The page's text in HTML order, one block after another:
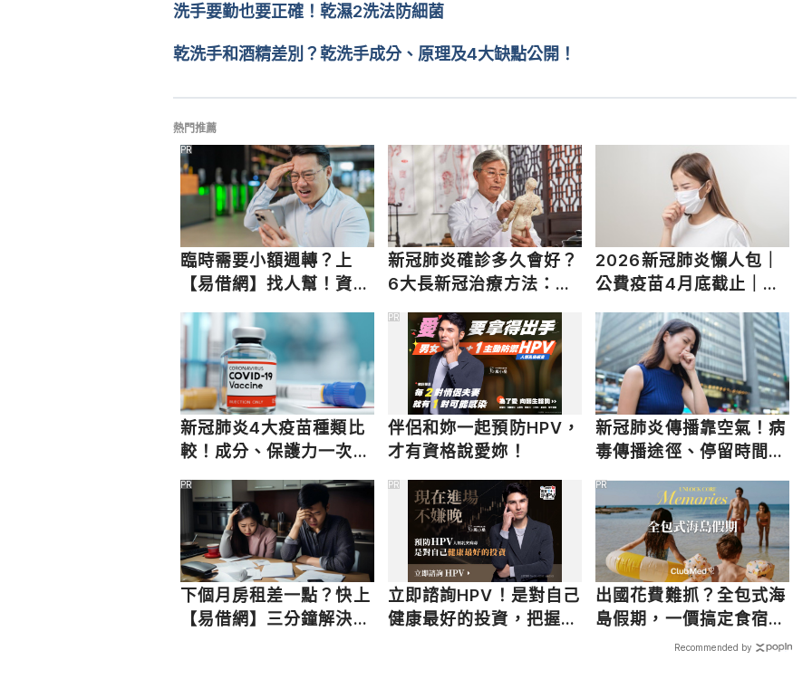
Why Is 70% Isopropyl Alcohol (IPA) a Better Disinfectant than 99% Isopropanol, and
alcohol-ipa-a-better-disinfectant-than-99-isopropanol-and-what-is-ipa-used-for/
Isopropyl Alcohol Poisoning. https://www.healthline.com/health/isopropyl-alcohol
Accessed February 25, 2020.
Difference between Ethyl Alcohol and Isopropyl Alcohol.
https://difference.guru/difference-between-ethyl-alcohol-and-isopropyl-alcohol/
Accessed March 10, 2020.
Ethanol vs. Isopropyl Alcohol to Disinfect. https://www.hunker.com/12000188/ethanol-
醫學審稿： 賴建翰醫師
由 Jane Lee 更新
洗手要勤也要正確！乾濕2洗法防細菌
乾洗手和酒精差別？乾洗手成分、原理及4大缺點公開！
熱門推薦
臨時需要小額週轉？上
【易借網】找人幫！資金
PR
新冠肺炎確診多久會好？
6大長新冠治療方法：新
2026新冠肺炎懶人包｜
公費疫苗4月底截止｜症
新冠肺炎4大疫苗種類比
較！成分、保護力一次了
伴侶和妳一起預防HPV，
才有資格說愛妳！
PR
新冠肺炎傳播靠空氣！病
毒傳播途徑、停留時間一
下個月房租差一點？快上
【易借網】三分鐘解決燃
PR
立即諮詢HPV！是對自己
健康最好的投資，把握現
PR
出國花費難抓？全包式海
島假期，一價搞定食宿玩
樂，省錢更省心！
PR
Recommended by